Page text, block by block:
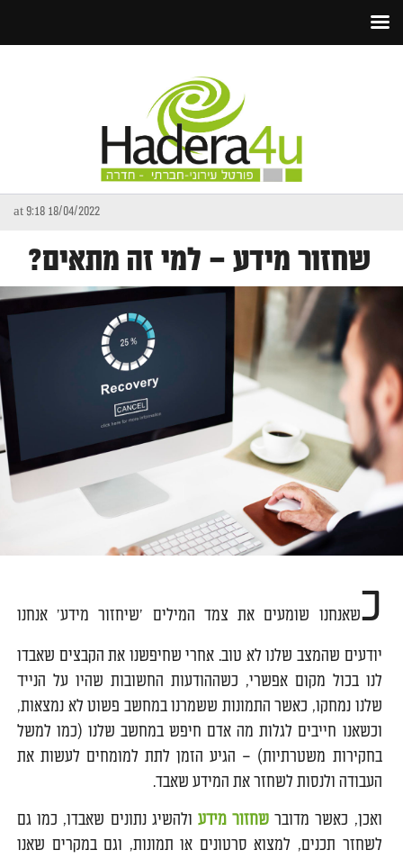
18/04/2022 at 9:18
שחזור מידע – למי זה מתאים?
כשאנחנו שומעים את צמד המילים 'שיחזור מידע' אנחנו
יודעים שהמצב שלנו לא טוב. אחרי שחיפשנו את הקבצים שאבדו
לנו בכול מקום אפשרי, כשההודעות החשובות שהיו על הנייד
שלנו נמחקו, כאשר התמונות ששמרנו במחשב פשוט לא נמצאות,
וכשאנו חייבים לגלות מה אדם חיפש במחשב שלנו (כמו למשל
בחקירות משטרתיות) – הגיע הזמן לתת למומחים לעשות את
העבודה ולנסות לשחזר את המידע שאבד.
ואכן, כאשר מדובר שחזור מידע ולהשיג נתונים שאבדו, כמו גם
לשחזר תכנים, למצוא סרטונים או תמונות, וגם במקרים שאנו